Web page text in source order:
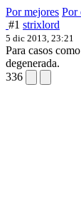
Por mejores Por
#1 strixlord
5 dic 2013, 23:21
Para casos
degenerada.
336